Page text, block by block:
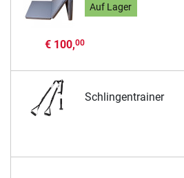
Auf Lager
€ 100,00
Schlingentrainer